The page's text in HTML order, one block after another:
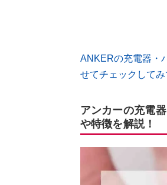
ANKERの充電器・
せてチェックしてみ
アンカーの充電
や特徴を解説！